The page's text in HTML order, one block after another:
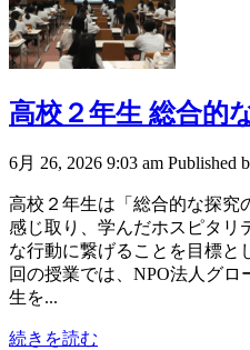
高校２年生 総合的
6月 26, 2026 9:03 am Published
高校２年生は「総合的な探究
感じ取り、学んだホスピタリ
な行動に繋げることを目標と
回の授業では、NPO法人グ
生を...
続きを読む